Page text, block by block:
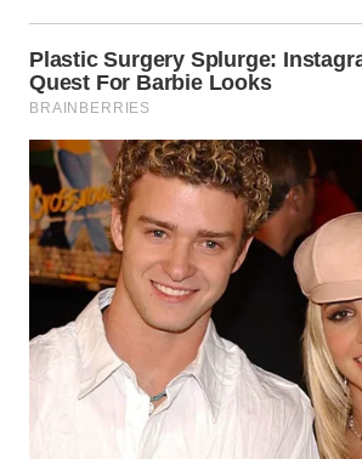
WN
DANAU
TOBA
WN
NIAS
WN
LANGKAT
WN
TAPANULI
SELATAN